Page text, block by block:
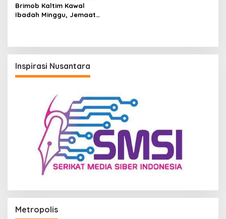
Brimob Kaltim Kawal
Ibadah Minggu, Jemaat
Inspirasi Nusantara
Metropolis